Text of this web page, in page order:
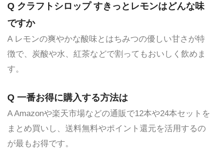
Q クラフトシロップ すきっとレモンはどんな味
ですか
A レモンの爽やかな酸味とはちみつの優しい甘さが特
徴で、炭酸や水、紅茶などで割ってもおいしく飲めま
す。
Q 一番お得に購入する方法は
A Amazonや楽天市場などの通販で12本や24本セットを
まとめ買いし、送料無料やポイント還元を活用するの
が最もお得です。